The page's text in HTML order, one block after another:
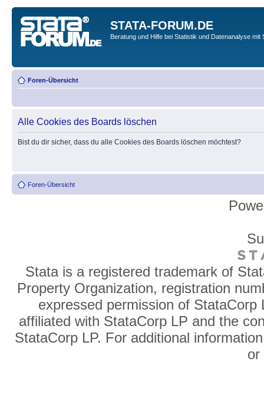
STATA-FORUM.DE
Beratung und Hilfe bei Statistik und Datenanalyse mit
Foren-Übersicht
Alle Cookies des Boards löschen
Bist du dir sicher, dass du alle Cookies des Boards löschen möchtest?
Foren-Übersicht
Stata is a registered trademark of
Property Organization, registration
expressed permission of
affiliated with StataCorp LP and the
StataCorp LP. For additional
or